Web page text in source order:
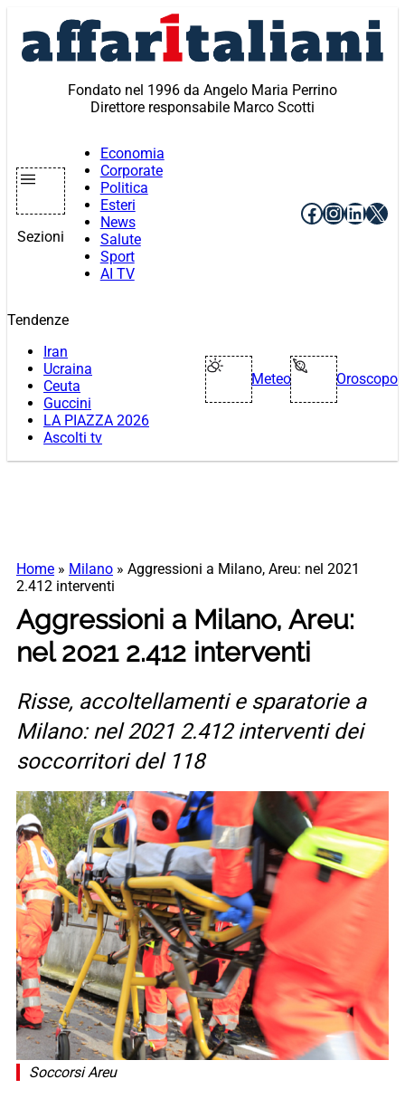
contenuto
Fondato nel 1996 da Angelo Maria Perrino
Direttore responsabile Marco Scotti
Sezioni
Economia
Corporate
Politica
Esteri
News
Salute
Sport
AI TV
Facebook
X
Tendenze
Iran
Ucraina
Ceuta
Guccini
LA PIAZZA 2026
Ascolti tv
Meteo Oroscopo
Home » Milano » Aggressioni a Milano, Areu: nel 2021
2.412 interventi
Aggressioni a Milano, Areu:
nel 2021 2.412 interventi
Risse, accoltellamenti e sparatorie a
Milano: nel 2021 2.412 interventi dei
soccorritori del 118
Soccorsi Areu